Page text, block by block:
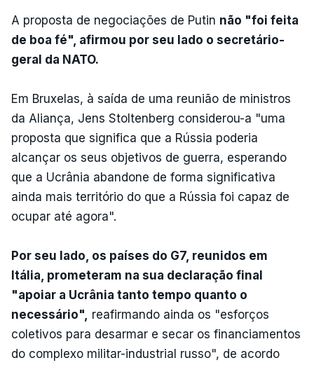
A proposta de negociações de Putin não "foi feita
de boa fé", afirmou por seu lado o secretário-
geral da NATO.
Em Bruxelas, à saída de uma reunião de ministros
da Aliança, Jens Stoltenberg considerou-a "uma
proposta que significa que a Rússia poderia
alcançar os seus objetivos de guerra, esperando
que a Ucrânia abandone de forma significativa
ainda mais território do que a Rússia foi capaz de
ocupar até agora".
Por seu lado, os países do G7, reunidos em
Itália, prometeram na sua declaração final
"apoiar a Ucrânia tanto tempo quanto o
necessário", reafirmando ainda os "esforços
coletivos para desarmar e secar os financiamentos
do complexo militar-industrial russo", de acordo